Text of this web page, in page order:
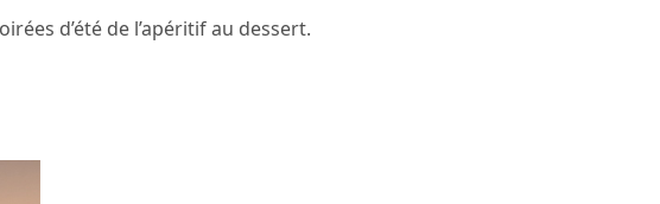
d’été de l’apéritif au dessert.